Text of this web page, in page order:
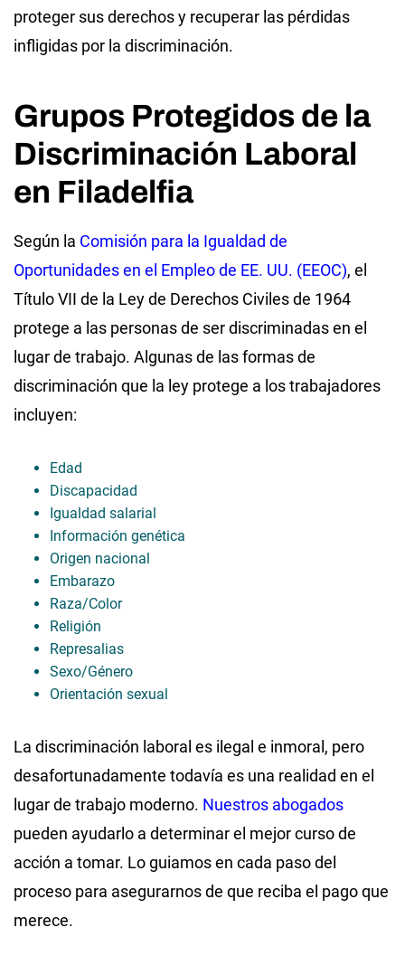
proteger sus derechos y recuperar las pérdidas
infligidas por la discriminación.
Grupos Protegidos de la
Discriminación Laboral
en Filadelfia
Según la Comisión para la Igualdad de
Oportunidades en el Empleo de EE. UU. (EEOC), el
Título VII de la Ley de Derechos Civiles de 1964
protege a las personas de ser discriminadas en el
lugar de trabajo. Algunas de las formas de
discriminación que la ley protege a los trabajadores
incluyen:
Edad
Discapacidad
Igualdad salarial
Información genética
Origen nacional
Embarazo
Raza/Color
Religión
Represalias
Sexo/Género
Orientación sexual
La discriminación laboral es ilegal e inmoral, pero
desafortunadamente todavía es una realidad en el
lugar de trabajo moderno. Nuestros abogados
pueden ayudarlo a determinar el mejor curso de
acción a tomar. Lo guiamos en cada paso del
proceso para asegurarnos de que reciba el pago que
merece.